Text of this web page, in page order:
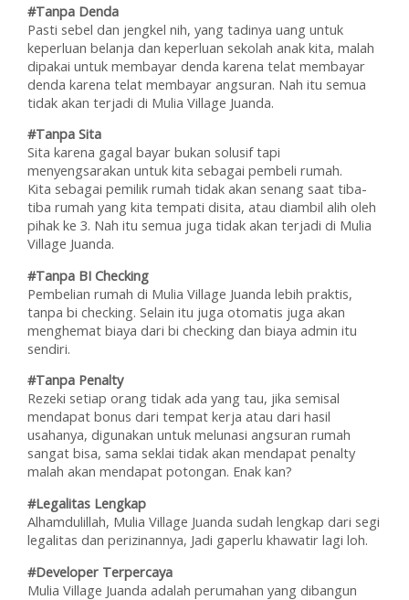
#Tanpa Denda
Pasti sebel dan jengkel nih, yang tadinya uang untuk
keperluan belanja dan keperluan sekolah anak kita, malah
dipakai untuk membayar denda karena telat membayar
denda karena telat membayar angsuran. Nah itu semua
tidak akan terjadi di Mulia Village Juanda.
#Tanpa Sita
Sita karena gagal bayar bukan solusif tapi
menyengsarakan untuk kita sebagai pembeli rumah.
Kita sebagai pemilik rumah tidak akan senang saat tiba-
tiba rumah yang kita tempati disita, atau diambil alih oleh
pihak ke 3. Nah itu semua juga tidak akan terjadi di Mulia
Village Juanda.
#Tanpa BI Checking
Pembelian rumah di Mulia Village Juanda lebih praktis,
tanpa bi checking. Selain itu juga otomatis juga akan
menghemat biaya dari bi checking dan biaya admin itu
sendiri.
#Tanpa Penalty
Rezeki setiap orang tidak ada yang tau, jika semisal
mendapat bonus dari tempat kerja atau dari hasil
usahanya, digunakan untuk melunasi angsuran rumah
sangat bisa, sama seklai tidak akan mendapat penalty
malah akan mendapat potongan. Enak kan?
#Legalitas Lengkap
Alhamdulillah, Mulia Village Juanda sudah lengkap dari segi
legalitas dan perizinannya, Jadi gaperlu khawatir lagi loh.
#Developer Terpercaya
Mulia Village Juanda adalah perumahan yang dibangun